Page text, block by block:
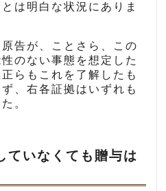
は明白な状況にありま
告が、ことさら、この
のない事態を想定した
らもこれを了解したも
、右各証拠はいずれも
。
ていなくても贈与は